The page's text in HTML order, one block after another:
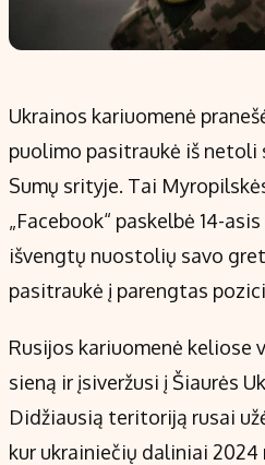
Ukrainos kariuomenė
puolimo pasitraukė iš netoli
Sumų srityje. Tai
„Facebook“ paskelbė 14-
išvengtų nuostolių savo
pasitraukė į parengtas
Rusijos kariuomenė keliose
sieną ir įsiveržusi į Šiaurės
Didžiausią teritoriją rusai
kur ukrainiečių daliniai 2024